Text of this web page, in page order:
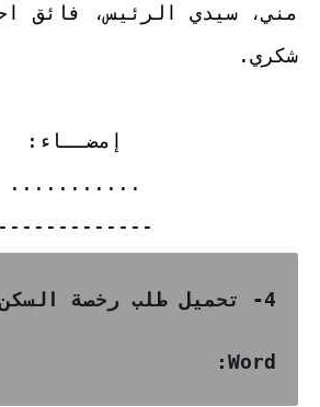
مني، سيدي الرئيس، فائق
شكري.
إمضــاء:
...........
-------------
4- تحميل طلب رخصة
Word: